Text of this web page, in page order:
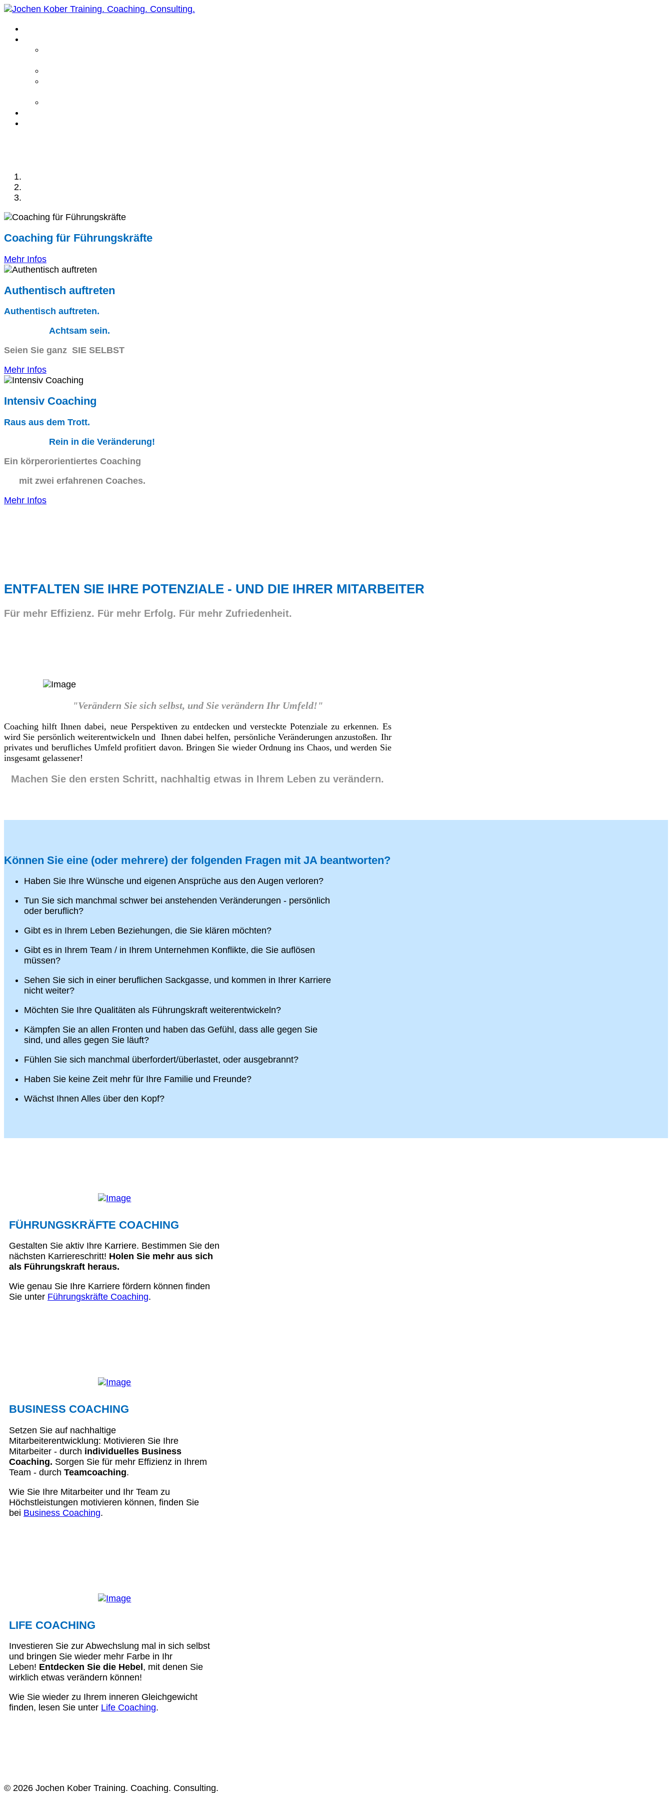
Coaching für Führungskräfte
Mehr Infos
Authentisch auftreten
Authentisch auftreten.
Achtsam sein.
Seien Sie ganz SIE SELBST
Mehr Infos
Intensiv Coaching
Raus aus dem Trott.
Rein in die Veränderung!
Ein körperorientiertes Coaching
mit zwei erfahrenen Coaches.
Mehr Infos
ENTFALTEN SIE IHRE POTENZIALE - UND DIE IHRER MITARBEITER
Für mehr Effizienz. Für mehr Erfolg. Für mehr Zufriedenheit.
"Verändern Sie sich selbst, und Sie verändern Ihr Umfeld!"
Coaching hilft Ihnen dabei, neue Perspektiven zu entdecken und versteckte Potenziale zu erkennen. Es
wird Sie persönlich weiterentwickeln und Ihnen dabei helfen, persönliche Veränderungen anzustoßen. Ihr
privates und berufliches Umfeld profitiert davon. Bringen Sie wieder Ordnung ins Chaos, und werden Sie
insgesamt gelassener!
Machen Sie den ersten Schritt, nachhaltig etwas in Ihrem Leben zu verändern.
Können Sie eine (oder mehrere) der folgenden Fragen mit JA beantworten?
Haben Sie Ihre Wünsche und eigenen Ansprüche aus den Augen verloren?
Tun Sie sich manchmal schwer bei anstehenden Veränderungen - persönlich
oder beruflich?
Gibt es in Ihrem Leben Beziehungen, die Sie klären möchten?
Gibt es in Ihrem Team / in Ihrem Unternehmen Konflikte, die Sie auflösen
müssen?
Sehen Sie sich in einer beruflichen Sackgasse, und kommen in Ihrer Karriere
nicht weiter?
Möchten Sie Ihre Qualitäten als Führungskraft weiterentwickeln?
Kämpfen Sie an allen Fronten und haben das Gefühl, dass alle gegen Sie
sind, und alles gegen Sie läuft?
Fühlen Sie sich manchmal überfordert/überlastet, oder ausgebrannt?
Haben Sie keine Zeit mehr für Ihre Familie und Freunde?
Wächst Ihnen Alles über den Kopf?
FÜHRUNGSKRÄFTE COACHING
Gestalten Sie aktiv Ihre Karriere. Bestimmen Sie den
nächsten Karriereschritt! Holen Sie mehr aus sich
als Führungskraft heraus.
Wie genau Sie Ihre Karriere fördern können finden
Sie unter Führungskräfte Coaching.
BUSINESS COACHING
Setzen Sie auf nachhaltige
Mitarbeiterentwicklung: Motivieren Sie Ihre
Mitarbeiter - durch individuelles Business
Coaching. Sorgen Sie für mehr Effizienz in Ihrem
Team - durch Teamcoaching.
Wie Sie Ihre Mitarbeiter und Ihr Team zu
Höchstleistungen motivieren können, finden Sie
bei Business Coaching.
LIFE COACHING
Investieren Sie zur Abwechslung mal in sich selbst
und bringen Sie wieder mehr Farbe in Ihr
Leben! Entdecken Sie die Hebel, mit denen Sie
wirklich etwas verändern können!
Wie Sie wieder zu Ihrem inneren Gleichgewicht
finden, lesen Sie unter Life Coaching.
© 2026 Jochen Kober Training. Coaching. Consulting.